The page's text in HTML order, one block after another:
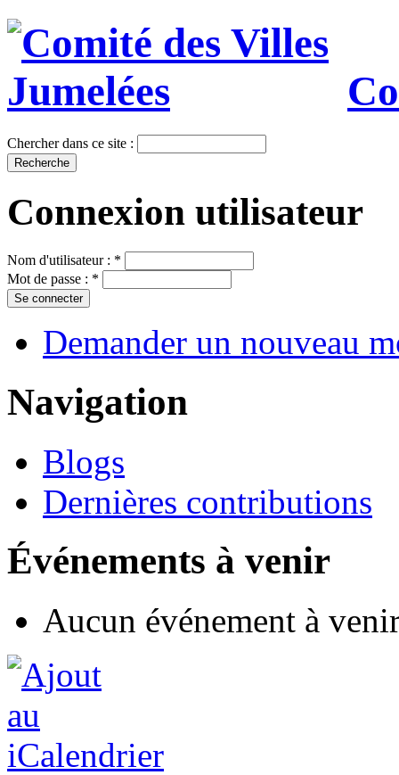
Chercher dans ce site :
Connexion utilisateur
Nom d'utilisateur : *
Mot de passe : *
Demander un nouveau
Navigation
Blogs
Dernières contributions
Événements à venir
Aucun événement à